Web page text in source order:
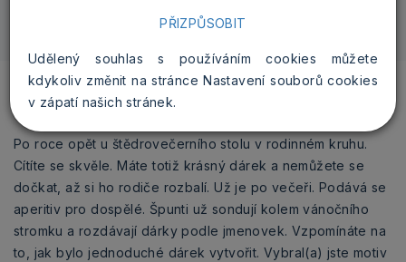
PŘIZPŮSOBIT
Udělený souhlas s používáním cookies můžete
kdykoliv změnit na stránce Nastavení souborů cookies
v zápatí našich stránek.
Po roce opět u štědrovečerního stolu v rodinném kruhu.
Cítíte se skvěle. Máte totiž krásný dárek a nemůžete se
dočkat, až si ho rodiče rozbalí. Už je po večeři. Podává se
aperitiv pro dospělé. Špunti už sondují kolem vánočního
stromku a rozdávají dárky podle jmenovek. Vzpomínáte na
to, jak bylo jednoduché dárek vytvořit. Vybral(a) jste motiv